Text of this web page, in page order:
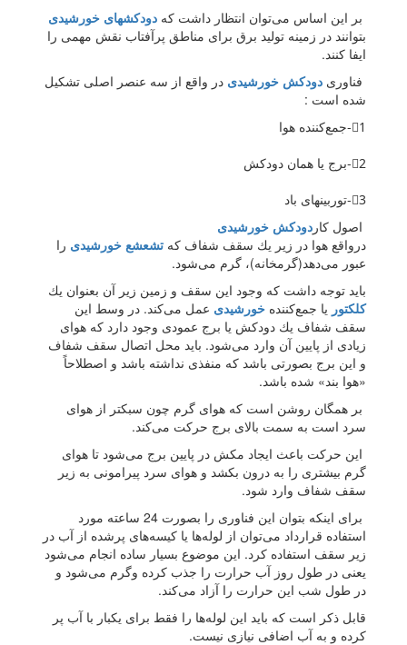
بر این اساس می‌توان انتظار داشت كه دودكشهای خورشیدی
بتوانند در زمینه تولید برق برای مناطق پرآفتاب نقش مهمی را
ایفا كنند.
فناوری دودكش خورشیدی در واقع از سه عنصر اصلی تشكیل
شده است :
1⃣-جمع‌‌كننده هوا
2⃣-برج یا همان دودكش
3⃣-توربینهای باد
اصول كار دودکش خورشیدی
درواقع هوا در زیر یك سقف شفاف كه تشعشع خورشیدی را
عبور می‌دهد(گرمخانه)، گرم می‌شود.
باید توجه داشت كه وجود این سقف و زمین زیر آن بعنوان یك
كلكتور یا جمع‌كننده خورشیدی عمل می‌كند. در وسط این
سقف شفاف یك دودكش یا برج عمودی وجود دارد كه هوای
زیادی از پایین آن وارد می‌شود. باید محل اتصال سقف شفاف
و این برج بصورتی باشد كه منفذی نداشته باشد و اصطلاحاً
«هوا بند» شده باشد.
بر همگان روشن است كه هوای گرم چون سبكتر از هوای
سرد است به سمت بالای برج حركت می‌كند.
این حركت باعث ایجاد مكش در پایین برج می‌شود تا هوای
گرم بیشتری را به درون بكشد و هوای سرد پیرامونی به زیر
سقف شفاف وارد شود.
برای اینكه بتوان این فناوری را بصورت 24 ساعته مورد
استفاده قرارداد می‌توان از لوله‌ها یا كیسه‌های پرشده از آب در
زیر سقف استفاده كرد. این موضوع بسیار ساده انجام می‌شود
یعنی در طول روز آب حرارت را جذب كرده وگرم می‌شود و
در طول شب این حرارت را آزاد می‌كند.
قابل ذكر است كه باید این لوله‌ها را فقط برای یكبار با آب پر
كرده و به آب اضافی نیازی نیست.